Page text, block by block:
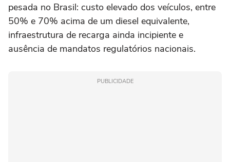
pesada no Brasil: custo elevado dos veículos, entre
50% e 70% acima de um diesel equivalente,
infraestrutura de recarga ainda incipiente e
ausência de mandatos regulatórios nacionais.
PUBLICIDADE